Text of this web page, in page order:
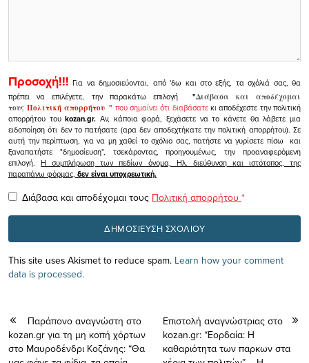
Προσοχή!!! Για να δημοσιεύονται, από 'δω και στο εξής, τα σχόλιά σας, θα
πρέπει να επιλέγετε, την παρακάτω επιλογή
"Διάβασα και αποδέχομαι
τουςΠολιτική απορρήτου" που σημαίνει ότι διαβάσατεκι αποδέχεστε την πολιτική
απορρήτου τουkozan.gr. Αν, κάποια φορά, ξεχάσετε να το κάνετε θα λάβετε μια
ειδοποίηση ότι δεν το πατήσατε (αρα δεν αποδεχτήκατε την πολιτική απορρήτου). Σε
αυτή την περίπτωση, για να μη χαθεί το σχόλιο σας, πατήστε να γυρίσετε πίσω και
ξαναπατήστε "δημοσίευση", τσεκάροντας, προηγουμένως, την προαναφερόμενη
επιλογή.Η συμπλήρωση των πεδίων όνομα, Ηλ. διεύθυνση και ιστότοπος, της
παραπάνω φόρμας, δεν είναι υποχρεωτική.
Διάβασα και αποδέχομαι τους Πολιτική απορρήτου *
This site uses Akismet to reduce spam. Learn how your comment
data is processed.
Παράπονο αναγνώστη στο
kozan.gr για τη μη κοπή χόρτων
στο Μαυροδένδρι Κοζάνης: “Θα
Επιστολή αναγνώστριας στο
kozan.gr: “Εορδαία: Η
καθαριότητα των παρκων στα